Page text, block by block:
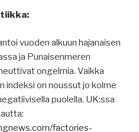
vuoden alkuun hajanaisen
ja Punaisenmeren
ongelmia. Vaikka
indeksi on noussut jo kolme
puolella. UK:ssa
factories-